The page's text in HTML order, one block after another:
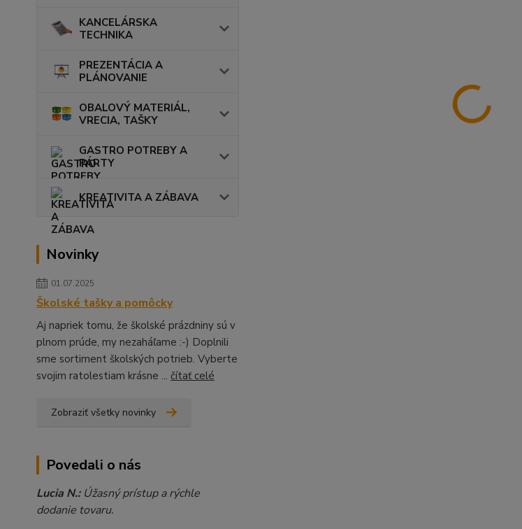
KANCELÁRSKA
TECHNIKA
PREZENTÁCIA A
PLÁNOVANIE
OBALOVÝ MATERIÁL,
VRECIA, TAŠKY
GASTRO POTREBY A
PÁRTY
KREATIVITA A ZÁBAVA
Novinky
01.07.2025
Školské tašky a pomôcky
Aj napriek tomu, že školské prázdniny sú v
plnom prúde, my nezaháľame :-) Doplnili
sme sortiment školských potrieb. Vyberte
svojim ratolestiam krásne ... čítať celé
Zobraziť všetky novinky
Povedali o nás
Lucia N.:Úžasný prístup a rýchle
dodanie tovaru.